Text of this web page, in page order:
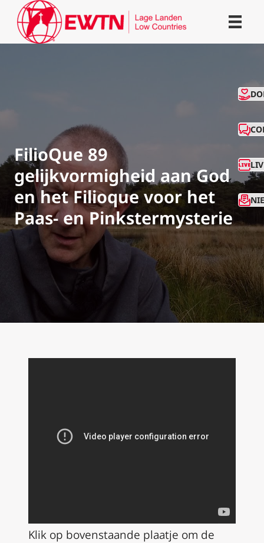
FilioQue 89
gelijkvormigheid aan God
en het Filioque voor het
Paas- en Pinkstermysterie
Klik op bovenstaande plaatje om de